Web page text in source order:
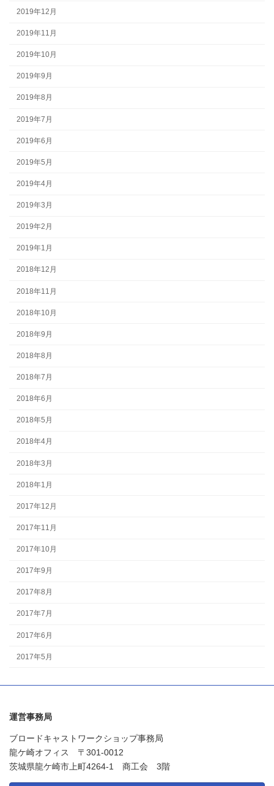
2019年12月
2019年11月
2019年10月
2019年9月
2019年8月
2019年7月
2019年6月
2019年5月
2019年4月
2019年3月
2019年2月
2019年1月
2018年12月
2018年11月
2018年10月
2018年9月
2018年8月
2018年7月
2018年6月
2018年5月
2018年4月
2018年3月
2018年1月
2017年12月
2017年11月
2017年10月
2017年9月
2017年8月
2017年7月
2017年6月
2017年5月
運営事務局
ブロードキャストワークショップ事務局
龍ケ崎オフィス 〒301-0012
茨城県龍ケ崎市上町4264-1 商工会 3階